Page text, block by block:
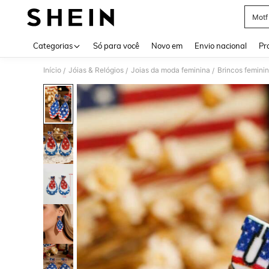
Motf
Categorias Só para você Novo em Envio nacional
Início / Jóias & Relógios / Joias da moda feminina / Brincos